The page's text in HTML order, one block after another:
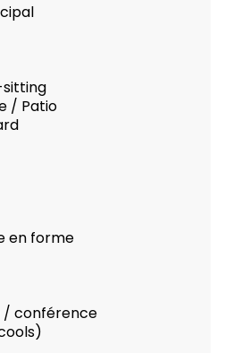
/ Patio
en forme
/ conférence